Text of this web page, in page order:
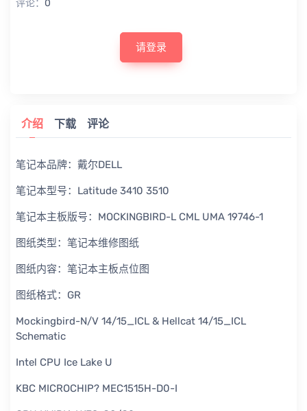
评论： 0
请登录
介绍 下载 评论
笔记本品牌：戴尔DELL
笔记本型号：Latitude 3410 3510
笔记本主板版号：MOCKINGBIRD-L CML UMA 19746-1
图纸类型：笔记本维修图纸
图纸内容：笔记本主板点位图
图纸格式：GR
Mockingbird-N/V 14/15_ICL & Hellcat 14/15_ICL
Schematic
Intel CPU Ice Lake U
KBC MICROCHIP? MEC1515H-D0-I